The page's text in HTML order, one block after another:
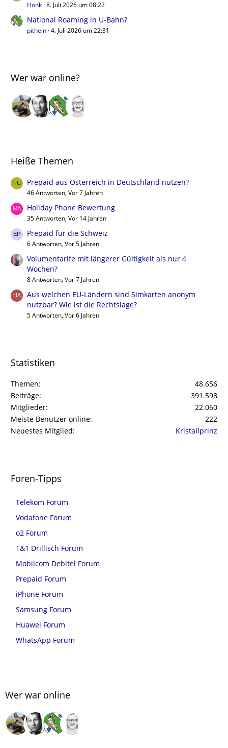
Honk 8. Juli 2026 um 08:22
National Roaming in U-Bahn?
pithein 4. Juli 2026 um 22:31
Wer war online?
Heiße Themen
Prepaid aus Österreich in Deutschland nutzen?
46 Antworten, Vor 7 Jahren
Holiday Phone Bewertung
35 Antworten, Vor 14 Jahren
Prepaid für die Schweiz
6 Antworten, Vor 5 Jahren
Volumentarife mit längerer Gültigkeit als nur 4
Wochen?
8 Antworten, Vor 7 Jahren
Aus welchen EU-Ländern sind Simkarten anonym
nutzbar? Wie ist die Rechtslage?
5 Antworten, Vor 6 Jahren
Statistiken
Themen
48.656
Beiträge
391.598
Mitglieder
22.060
Meiste Benutzer online
222
Neuestes Mitglied
Kristallprinz
Foren-Tipps
Telekom Forum
Vodafone Forum
o2 Forum
1&1 Drillisch Forum
Mobilcom Debitel Forum
Prepaid Forum
iPhone Forum
Samsung Forum
Huawei Forum
WhatsApp Forum
Wer war online